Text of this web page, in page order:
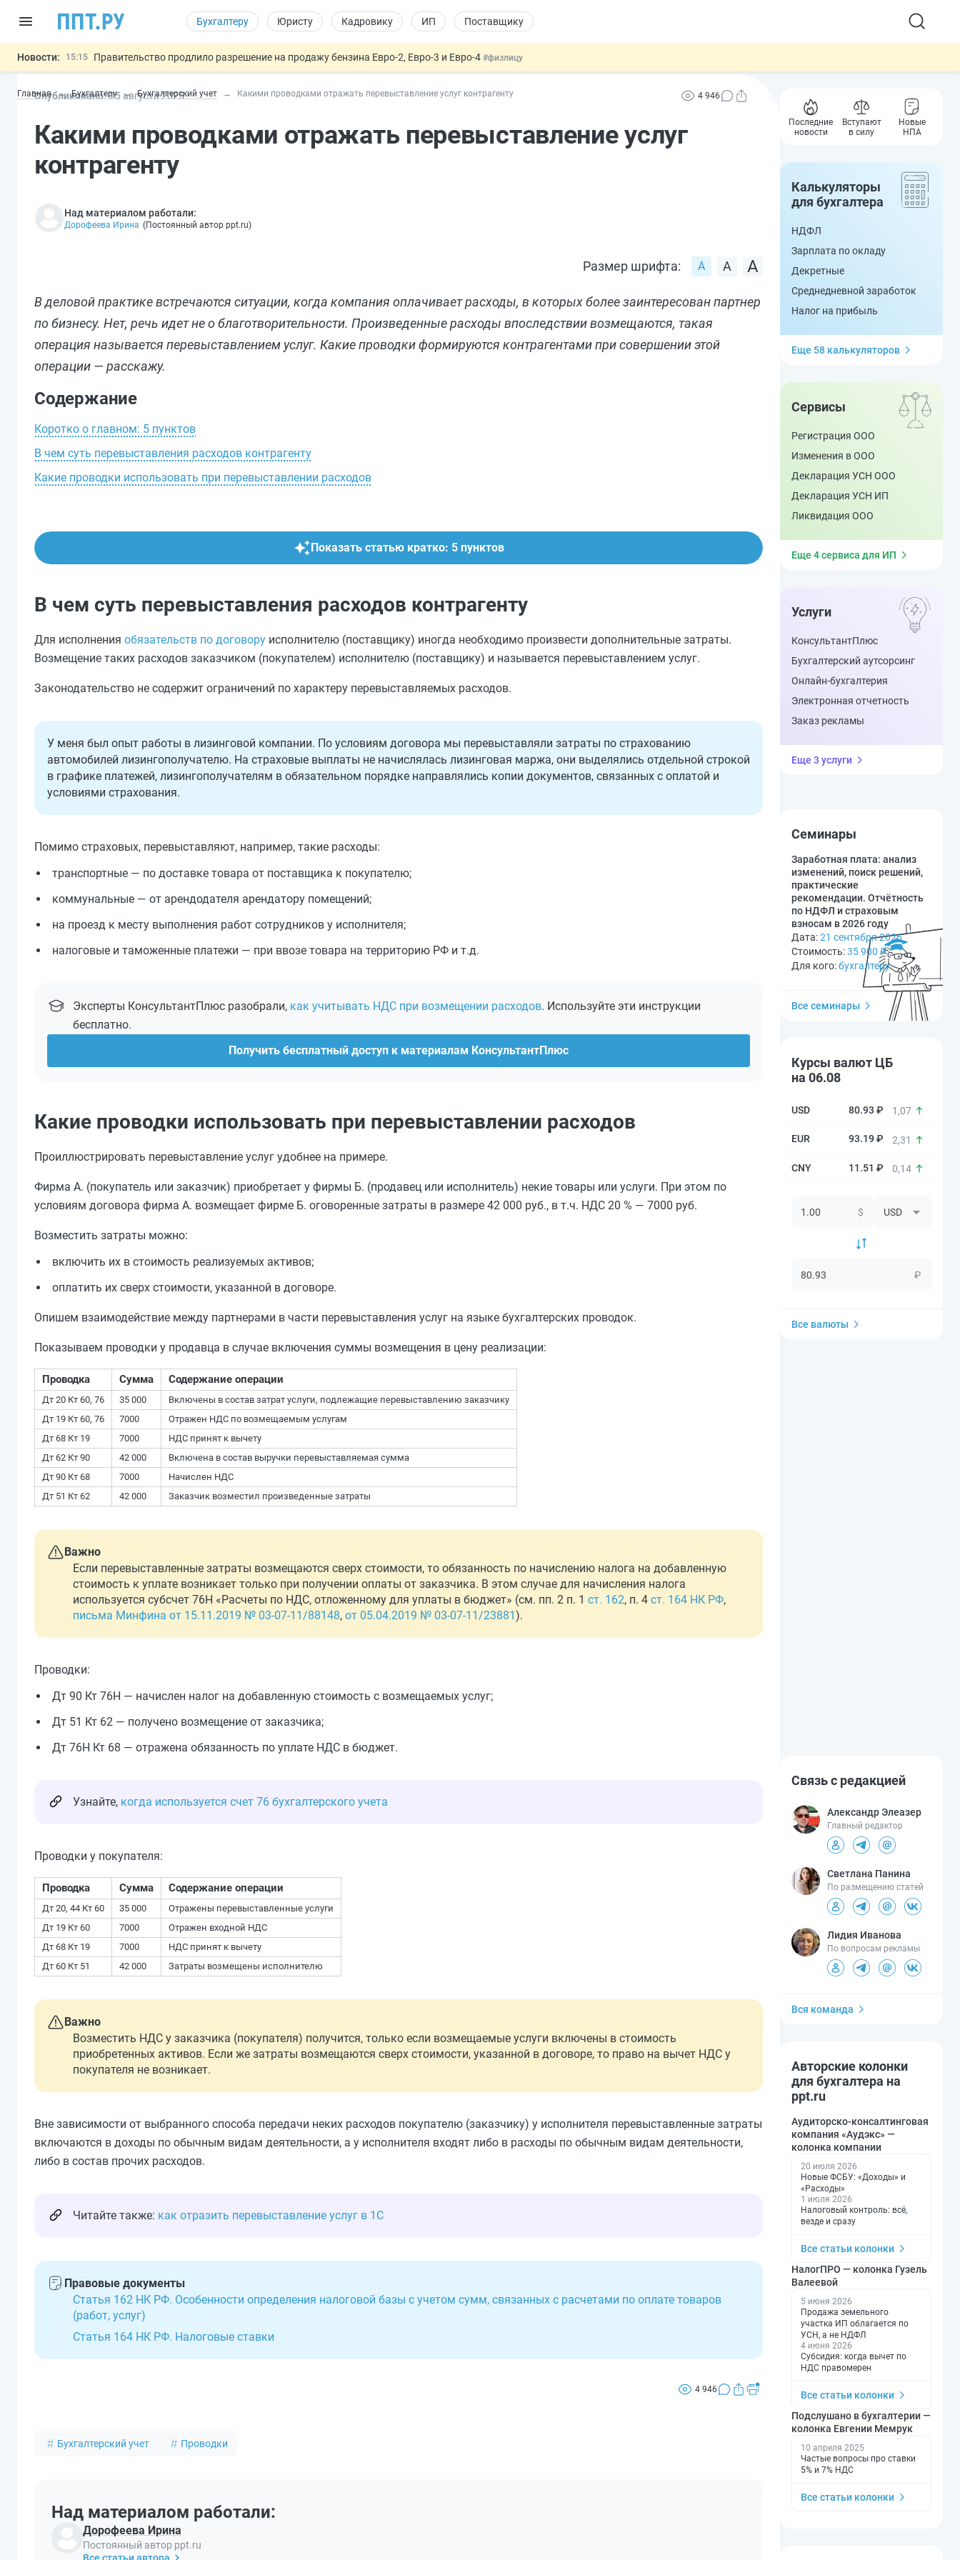
Бухгалтеру Юристу Кадровику ИП Поставщику
Новости: 15:15 Правительство продлило разрешение на продажу бензина Евро-2, Евро-3 и Евро-4 #физлицу
13:48
Важно Обеспечительный платёж СПОТ могут заменить банковской гарантией #бухгалтеру
15:51
МВД запускает автоматическое аннулирование патента иностранцев за неуплату НДФЛ #кадровику
Главная Бухгалтеру Бухгалтерский учет Какими проводками отражать перевыставление услуг контрагенту
Опубликовано: 25 августа2025 4 946
Какими проводками отражать перевыставление услуг
контрагенту
Над материалом работали:
Дорофеева Ирина (Постоянный автор ppt.ru)
Размер шрифта:
В деловой практике встречаются ситуации, когда компания оплачивает расходы, в которых более заинтересован партнер
по бизнесу. Нет, речь идет не о благотворительности. Произведенные расходы впоследствии возмещаются, такая
операция называется перевыставлением услуг. Какие проводки формируются контрагентами при совершении этой
операции — расскажу.
Содержание
Коротко о главном: 5 пунктов
В чем суть перевыставления расходов контрагенту
Какие проводки использовать при перевыставлении расходов
Показать статью кратко: 5 пунктов
В чем суть перевыставления расходов контрагенту
Для исполнения обязательств по договору исполнителю (поставщику) иногда необходимо произвести дополнительные затраты.
Возмещение таких расходов заказчиком (покупателем) исполнителю (поставщику) и называется перевыставлением услуг.
Законодательство не содержит ограничений по характеру перевыставляемых расходов.
У меня был опыт работы в лизинговой компании. По условиям договора мы перевыставляли затраты по страхованию
автомобилей лизингополучателю. На страховые выплаты не начислялась лизинговая маржа, они выделялись отдельной строкой
в графике платежей, лизингополучателям в обязательном порядке направлялись копии документов, связанных с оплатой и
условиями страхования.
Помимо страховых, перевыставляют, например, такие расходы:
транспортные — по доставке товара от поставщика к покупателю;
коммунальные — от арендодателя арендатору помещений;
на проезд к месту выполнения работ сотрудников у исполнителя;
налоговые и таможенные платежи — при ввозе товара на территорию РФ и т.д.
Эксперты КонсультантПлюс разобрали, как учитывать НДС при возмещении расходов. Используйте эти инструкции
бесплатно.
Получить бесплатный доступ к материалам КонсультантПлюс
Какие проводки использовать при перевыставлении расходов
Проиллюстрировать перевыставление услуг удобнее на примере.
Фирма А. (покупатель или заказчик) приобретает у фирмы Б. (продавец или исполнитель) некие товары или услуги. При этом по
условиям договора фирма А. возмещает фирме Б. оговоренные затраты в размере 42 000 руб., в т.ч. НДС 20 % — 7000 руб.
Возместить затраты можно:
включить их в стоимость реализуемых активов;
оплатить их сверх стоимости, указанной в договоре.
Опишем взаимодействие между партнерами в части перевыставления услуг на языке бухгалтерских проводок.
Показываем проводки у продавца в случае включения суммы возмещения в цену реализации:
Проводка Сумма Содержание операции
Дт 20 Кт 60, 76 35 000
Включены в состав затрат услуги, подлежащие перевыставлению заказчику
Дт 19 Кт 60, 76
7000
Отражен НДС по возмещаемым услугам
Дт 68 Кт 19
7000
НДС принят к вычету
Дт 62 Кт 90
42 000
Включена в состав выручки перевыставляемая сумма
Дт 90 Кт 68
7000
Начислен НДС
Дт 51 Кт 62
42 000 Заказчик возместил произведенные затраты
Важно
Если перевыставленные затраты возмещаются сверх стоимости, то обязанность по начислению налога на добавленную
стоимость к уплате возникает только при получении оплаты от заказчика. В этом случае для начисления налога
используется субсчет 76Н «Расчеты по НДС, отложенному для уплаты в бюджет» (см. пп. 2 п. 1 ст. 162, п. 4 ст. 164 НК РФ,
письма Минфина от 15.11.2019 № 03-07-11/88148, от 05.04.2019 № 03-07-11/23881).
Проводки:
Дт 90 Кт 76Н — начислен налог на добавленную стоимость с возмещаемых услуг;
Дт 51 Кт 62 — получено возмещение от заказчика;
Дт 76Н Кт 68 — отражена обязанность по уплате НДС в бюджет.
Узнайте, когда используется счет 76 бухгалтерского учета
Проводки у покупателя:
Проводка Сумма Содержание операции
Дт 20, 44 Кт 60 35 000
Отражены перевыставленные услуги
Дт 19 Кт 60
7000
Отражен входной НДС
Дт 68 Кт 19
7000
НДС принят к вычету
Дт 60 Кт 51
42 000 Затраты возмещены исполнителю
Важно
Возместить НДС у заказчика (покупателя) получится, только если возмещаемые услуги включены в стоимость
приобретенных активов. Если же затраты возмещаются сверх стоимости, указанной в договоре, то право на вычет НДС у
покупателя не возникает.
Вне зависимости от выбранного способа передачи неких расходов покупателю (заказчику) у исполнителя перевыставленные затраты
включаются в доходы по обычным видам деятельности, а у исполнителя входят либо в расходы по обычным видам деятельности,
либо в состав прочих расходов.
Читайте также: как отразить перевыставление услуг в 1С
Правовые документы
Статья 162 НК РФ. Особенности определения налоговой базы с учетом сумм, связанных с расчетами по оплате товаров
(работ, услуг)
Статья 164 НК РФ. Налоговые ставки
4 946
Бухгалтерский учет Проводки
Над материалом работали:
Дорофеева Ирина
Постоянный автор ppt.ru
Последние
новости
Вступают
в силу
Новые
НПА
Калькуляторы
для бухгалтера
НДФЛ
Зарплата по окладу
Декретные
Среднедневной заработок
Налог на прибыль
Еще 58 калькуляторов
Сервисы
Регистрация ООО
Изменения в ООО
Декларация УСН ООО
Декларация УСН ИП
Ликвидация ООО
Еще 4 сервиса для ИП
Услуги
КонсультантПлюс
Бухгалтерский аутсорсинг
Онлайн-бухгалтерия
Электронная отчетность
Заказ рекламы
Еще 3 услуги
Семинары
Заработная плата: анализ
изменений, поиск решений,
практические
рекомендации. Отчётность
по НДФЛ и страховым
взносам в 2026 году
Дата:21 сентября 2026
Стоимость:35 900 ₽
Для кого:бухгалтеру
Все семинары
Курсы валют ЦБ
на 06.08
80.93 ₽ 1,07
93.19 ₽ 2,31
11.51 ₽ 0,14
$
₽
Все валюты
Связь с редакцией
Александр Элеазер
Главный редактор
Светлана Панина
По размещению статей
Лидия Иванова
По вопросам рекламы
Вся команда
Авторские колонки
для бухгалтера на
ppt.ru
Аудиторско-консалтинговая
компания «Аудэкс» —
колонка компании
20 июля 2026
Новые ФСБУ: «Доходы» и
«Расходы»
1 июля 2026
Налоговый контроль: всё,
везде и сразу
Все статьи колонки
НалогПРО — колонка Гузель
Валеевой
5 июня 2026
Продажа земельного
участка ИП облагается по
УСН, а не НДФЛ
4 июня 2026
Субсидия: когда вычет по
НДС правомерен
Все статьи колонки
Подслушано в бухгалтерии —
колонка Евгении Мемрук
10 апреля 2025
Частые вопросы про ставки
5% и 7% НДС
Все статьи колонки